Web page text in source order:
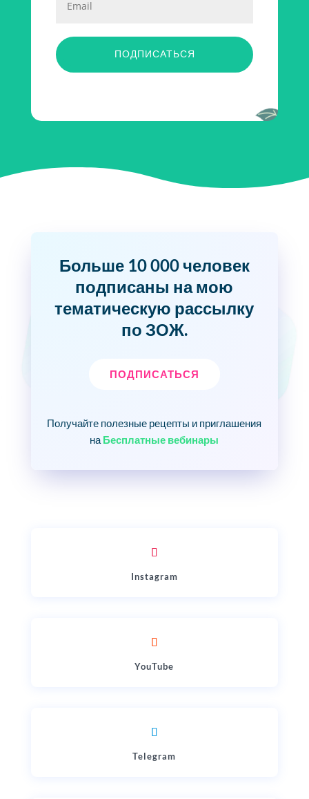
ПОДПИСАТЬСЯ
Больше 10 000 человек
подписаны на мою
тематическую рассылку
по ЗОЖ.
ПОДПИСАТЬСЯ
Получайте полезные рецепты и приглашения
на Бесплатные вебинары
Instagram
YouTube
Telegram